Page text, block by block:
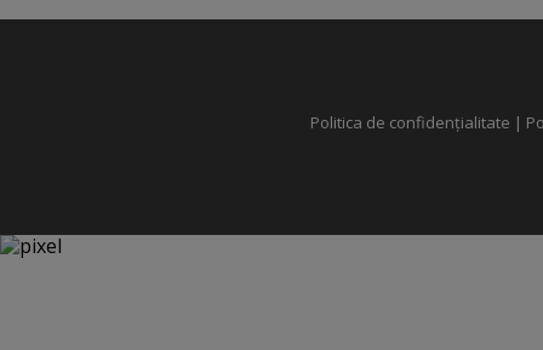
Politica de confidențialitate |